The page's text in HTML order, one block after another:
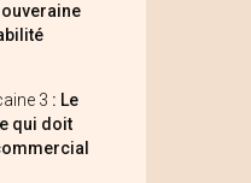
3 : Le
qui doit